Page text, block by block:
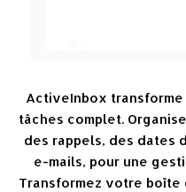
ActiveInbox transforme
tâches complet.
des rappels, des dates
e-mails, pour une
Transformez votre